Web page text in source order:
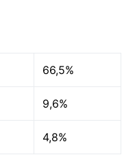
66,5%
9,6%
4,8%